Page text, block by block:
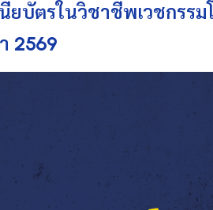
ยบัตรในวิชาชีพเวชกรร
2569